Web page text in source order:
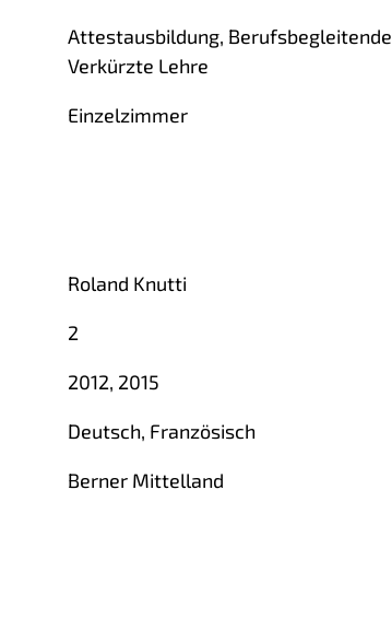
Attestausbildung,
Verkürzte Lehre
Einzelzimmer
Roland Knutti
2
2012, 2015
Deutsch, Französisch
Berner Mittelland